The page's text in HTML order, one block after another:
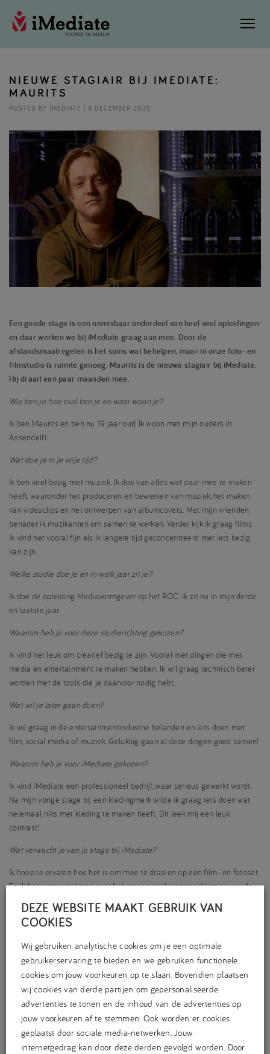
NIEUWE STAGIAIR BIJ IMEDIATE:
MAURITS
POSTED BY IMEDIATE | 8 DECEMBER 2020
Een goede stage is een onmisbaar onderdeel van heel veel opleidingen
en daar werken we bij iMediate graag aan mee. Door de
afstandsmaatregelen is het soms wat behelpen, maar in onze foto- en
filmstudio is ruimte genoeg. Maurits is de nieuwe stagiair bij iMediate.
Hij draait een paar maanden mee.
Wie ben je, hoe oud ben je en waar woon je?
Ik ben Maurits en ben nu 19 jaar oud. Ik woon met mijn ouders in
Assendelft.
Wat doe je in je vrije tijd?
Ik ben veel bezig met muziek. Ik doe van alles wat daar mee te maken
heeft, waaronder het produceren en bewerken van muziek, het maken
van videoclips en het ontwerpen van albumcovers. Met mijn vrienden
benader ik muzikanten om samen te werken. Verder kijk ik graag films.
Ik vind het vooral fijn als ik langere tijd geconcentreerd met iets bezig
kan zijn.
Welke studie doe je en in welk jaar zit je?
Ik doe de opleiding Mediavormgever op het ROC. Ik zit nu in mijn derde
en laatste jaar.
Waarom heb je voor deze studierichting gekozen?
Ik vind het leuk om creatief bezig te zijn. Vooral met dingen die met
media en entertainment te maken hebben. Ik wil graag technisch beter
worden met de tools die je daarvoor nodig hebt.
Wat wil je later gaan doen?
Ik wil graag in de entertainmentindustrie belanden en iets doen met
film, social media of muziek. Gelukkig gaan al deze dingen goed samen!
Waarom heb je voor iMediate gekozen?
Ik vind iMediate een professioneel bedrijf, waar serieus gewerkt wordt.
Na mijn vorige stage bij een kledingmerk wilde ik graag iets doen wat
helemaal niks met kleding te maken heeft. Dit leek mij een leuk
contrast!
Wat verwacht je van je stage bij iMediate?
Ik hoop te ervaren hoe het is om mee te draaien op een film- en fotoset.
En ik hoop meer te leren over het proces en de totstandkoming van de
Wat ga je tijdens je stage doen?
Ik ga vaak mee met de fotograaf naar verschillende plekken in
Nederland om foto’s te maken voor MagaZiNe van Sligro. In de studio
zijn we veel bezig met fotografie voor Boodschappen. Ondertussen ben
ik veel bezig met het maken en bewerken van promo’s.
DEZE WEBSITE MAAKT GEBRUIK VAN
COOKIES
Wij gebruiken analytische cookies om je een optimale
gebruikerservaring te bieden en we gebruiken functionele
cookies om jouw voorkeuren op te slaan. Bovendien plaatsen
wij cookies van derde partijen om gepersonaliseerde
advertenties te tonen en de inhoud van de advertenties op
jouw voorkeuren af te stemmen. Ook worden er cookies
geplaatst door sociale media-netwerken. Jouw
internetgedrag kan door deze derden gevolgd worden. Door